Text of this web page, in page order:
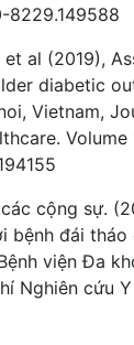
8229.149588
al (2019),
diabetic
Vietnam,
Volume
cộng sự.
bệnh đái
viện Đa
Nghiên cứu